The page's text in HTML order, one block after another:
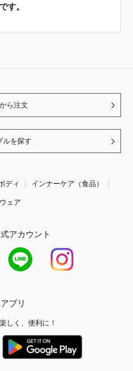
す。
ら注文
ルを探す
ディ
インナーケア（食品）
ェア
アカウント
プリ
しく、便利に！